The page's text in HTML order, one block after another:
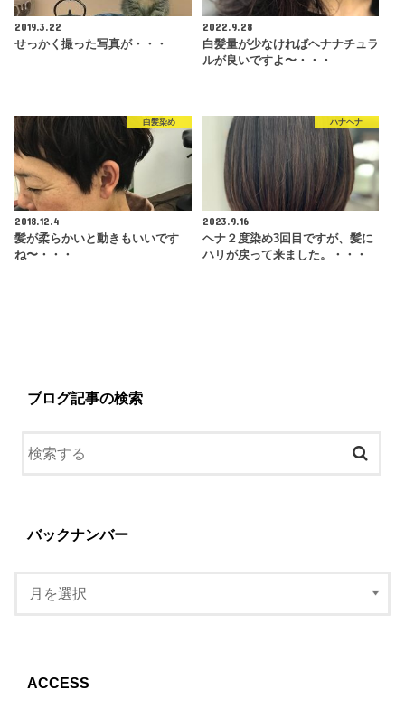
2019.3.22
せっかく撮った写真が・・・
2022.9.28
白髪量が少なければヘナナチュラ
ルが良いですよ〜・・・
白髪染め
2018.12.4
髪が柔らかいと動きもいいです
ね〜・・・
ハナヘナ
2023.9.16
ヘナ２度染め3回目ですが、髪に
ハリが戻って来ました。・・・
ブログ記事の検索
バックナンバー
ACCESS